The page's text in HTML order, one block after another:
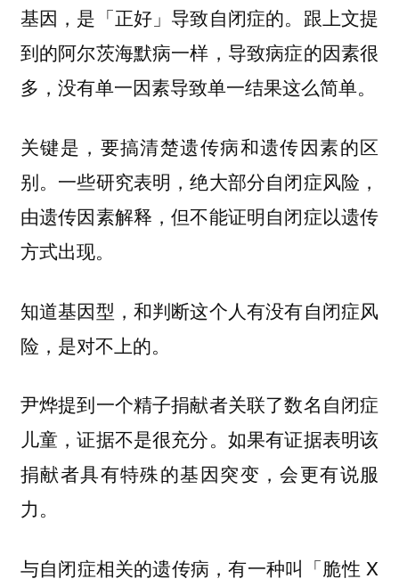
基因，是「正好」导致自闭症的。跟上文提
到的阿尔茨海默病一样，导致病症的因素很
多，没有单一因素导致单一结果这么简单。
关键是，要搞清楚遗传病和遗传因素的区
别。一些研究表明，绝大部分自闭症风险，
由遗传因素解释，但不能证明自闭症以遗传
方式出现。
知道基因型，和判断这个人有没有自闭症风
险，是对不上的。
尹烨提到一个精子捐献者关联了数名自闭症
儿童，证据不是很充分。如果有证据表明该
捐献者具有特殊的基因突变，会更有说服
力。
与自闭症相关的遗传病，有一种叫「脆性 X